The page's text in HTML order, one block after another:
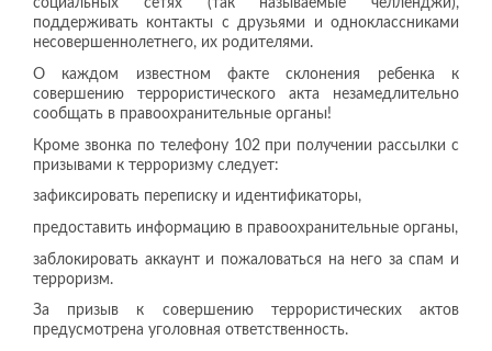
поддерживать контакты с друзьями и одноклассниками
несовершеннолетнего, их родителями.
О каждом известном факте склонения ребенка к
совершению террористического акта незамедлительно
сообщать в правоохранительные органы!
Кроме звонка по телефону 102 при получении рассылки с
призывами к терроризму следует:
зафиксировать переписку и идентификаторы,
предоставить информацию в правоохранительные органы,
заблокировать аккаунт и пожаловаться на него за спам и
терроризм.
За призыв к совершению террористических актов
предусмотрена уголовная ответственность.